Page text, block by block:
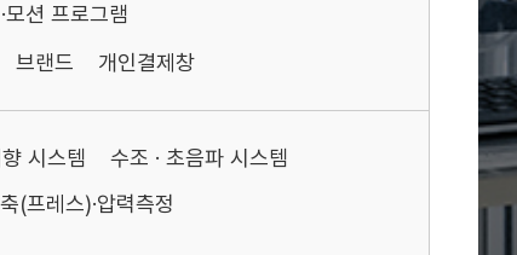
모션 프로그램
브랜드 개인결제창
시스템 수조 · 초음파 시스템
(프레스)·압력측정